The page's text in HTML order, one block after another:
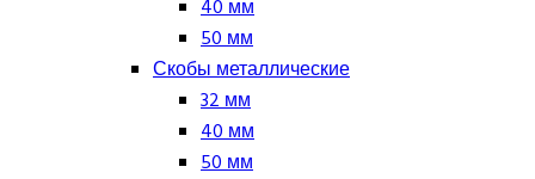
40 мм
50 мм
Скобы металлические
32 мм
40 мм
50 мм